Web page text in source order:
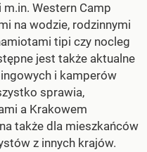
Western Camp
na wodzie, rodzinnymi
tipi czy nocleg
jest także aktualne
i kamperów
sprawia,
a Krakowem
także dla mieszkańców
z innych krajów.